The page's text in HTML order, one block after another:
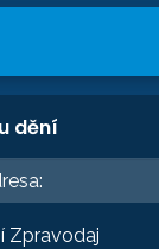
dění
Zpravodaj